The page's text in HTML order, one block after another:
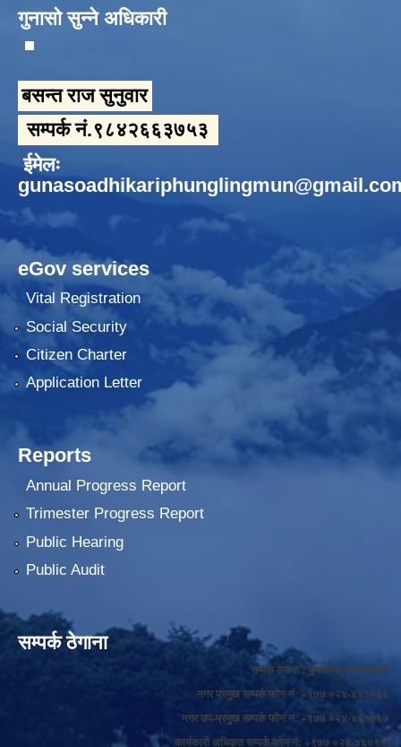
गुनासो सुन्ने अधिकारी
बसन्त राज सुनुवार
सम्पर्क नं.९८४२६६३७५३
ईमेलः
eGov services
Vital Registration
Social Security
Citizen Charter
Application Letter
Reports
Annual Progress Report
Trimester Progress Report
Public Hearing
Public Audit
सम्पर्क ठेगाना
सम्पर्क ठेगाना : फुङलिङ नगरपालिका
नगर प्रमुख सम्पर्क फोन नं: +९७७ ०२४-४६१०६६
नगर उप-प्रमुख सम्पर्क फोन नं: +९७७ ०२४-४६१०६७
कार्यकारी अधिकृत सम्पर्क फोन नं: +९७७ ०२४-४६०११४